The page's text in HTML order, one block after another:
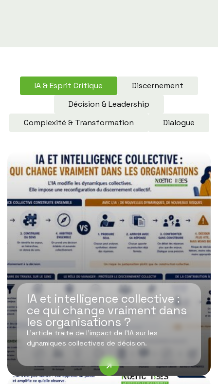
IA & Esprit Critique
Discernement
Décision & Leadership
Complexité & Transformation
Dialogue
IA et intelligence collective :
ce qui change vraiment dans
les organisations ?
L’article traite de l’impact de l’IA sur les
dynamiques collectives de décision.